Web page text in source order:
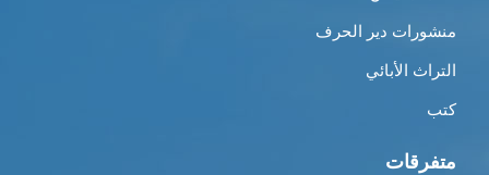
منشورات دير الحرف
التراث الأبائي
كتب
متفرقات